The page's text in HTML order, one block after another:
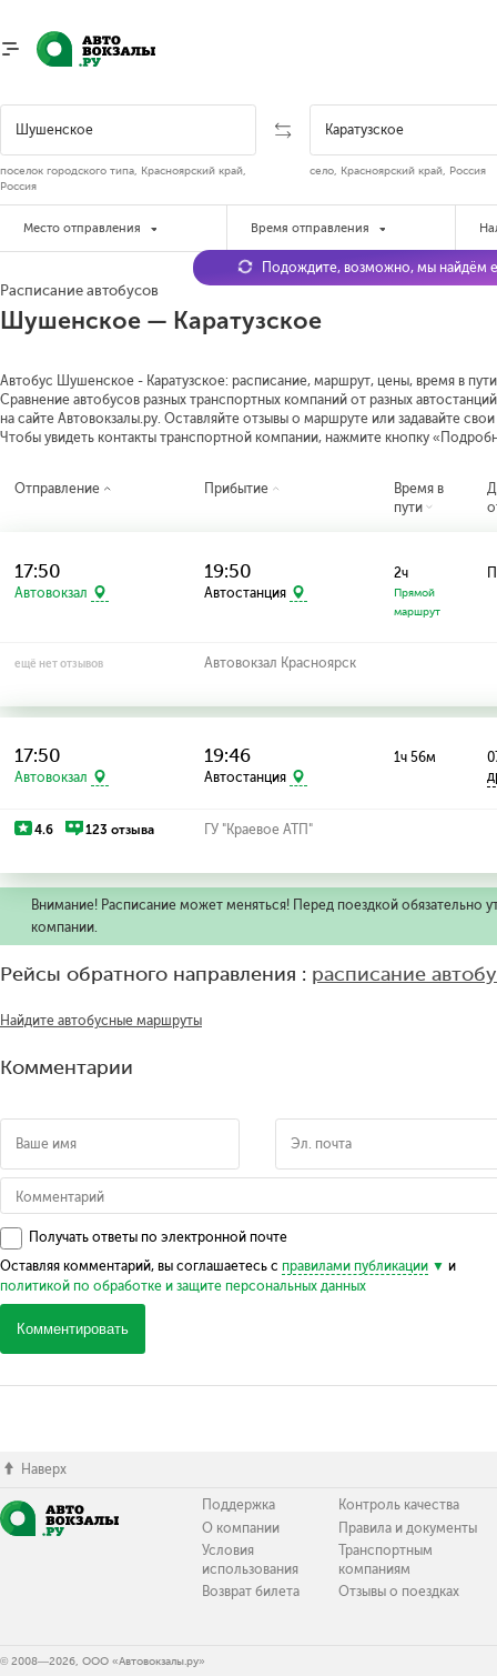
поселок городского типа, Красноярский край,
Россия
село, Красноярский край, Россия
Место отправления Время отправления
Расписание автобусов
Шушенское — Каратузское
Автобус Шушенское - Каратузское: расписание, маршрут, цены, время в
Сравнение автобусов разных транспортных компаний от разных
на сайте Автовокзалы.ру. Оставляйте отзывы о маршруте или задавайте
Чтобы увидеть контакты транспортной компании, нажмите кнопку
Подождите, возможно, мы найдём
Отправление Прибытие
Время в
пути
17:50
Автовокзал
19:50
Автостанция
2ч
Прямой
маршрут
ещё нет отзывов Автовокзал Красноярск
17:50
Автовокзал
19:46
Автостанция
1ч 56м
4.6 123 отзыва ГУ "Краевое АТП"
Внимание! Расписание может меняться! Перед поездкой обязательно
компании.
Рейсы обратного направления : расписание
Найдите автобусные маршруты
Комментарии
Получать ответы по электронной почте
Оставляя комментарий, вы соглашаетесь с правилами публикации
и
политикой по обработке и защите персональных данных
Комментировать
Наверх
Поддержка
О компании
Условия
использования
Возврат билета
Контроль качества
Правила и документы
Транспортным
компаниям
Отзывы о поездках
© 2008—2026, ООО «Автовокзалы.ру»